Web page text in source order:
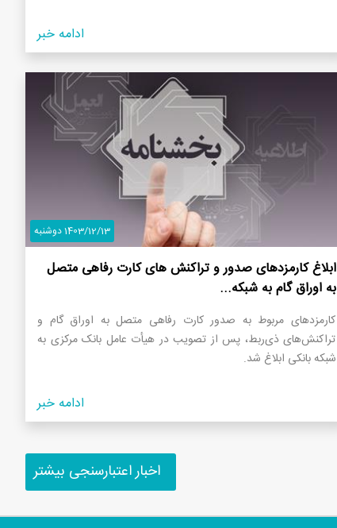
ادامه خبر
1403/12/13 دوشنبه
ابلاغ کارمزدهای صدور و تراکنش های کارت رفاهی متصل
به اوراق گام به شبکه...
کارمزدهای مربوط به صدور کارت رفاهی متصل به اوراق گام و
تراکنش‌های ذی‌ربط، پس از تصویب در هیأت عامل بانک مرکزی به
شبکه بانکی ابلاغ شد.
ادامه خبر
اخبار اعتبارسنجی بیشتر